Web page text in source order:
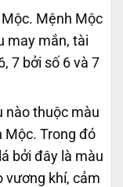
Mệnh Mộc
may mắn, tài
7 bởi số 6 và 7
nào thuộc màu
Mộc. Trong đó
bởi đây là màu
vương khí, cảm